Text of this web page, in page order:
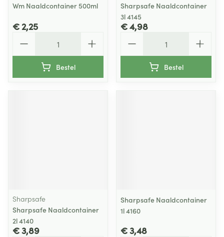
Wm Naaldcontainer 500ml
€ 2,25
Bestel
Sharpsafe Naaldcontainer
3l 4145
€ 4,98
Bestel
Sharpsafe
Sharpsafe Naaldcontainer
2l 4140
€ 3,89
Sharpsafe Naaldcontainer
1l 4160
€ 3,48